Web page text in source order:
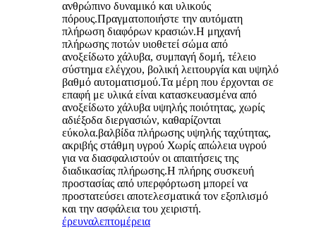
ανθρώπινο δυναμικό και υλικούς
πόρους.Πραγματοποιήστε την αυτόματη
πλήρωση διαφόρων κρασιών.Η μηχανή
πλήρωσης ποτών υιοθετεί σώμα από
ανοξείδωτο χάλυβα, συμπαγή δομή, τέλειο
σύστημα ελέγχου, βολική λειτουργία και υψηλό
βαθμό αυτοματισμού.Τα μέρη που έρχονται σε
επαφή με υλικά είναι κατασκευασμένα από
ανοξείδωτο χάλυβα υψηλής ποιότητας, χωρίς
αδιέξοδα διεργασιών, καθαρίζονται
εύκολα.βαλβίδα πλήρωσης υψηλής ταχύτητας,
ακριβής στάθμη υγρού Χωρίς απώλεια υγρού
για να διασφαλιστούν οι απαιτήσεις της
διαδικασίας πλήρωσης.Η πλήρης συσκευή
προστασίας από υπερφόρτωση μπορεί να
προστατεύσει αποτελεσματικά τον εξοπλισμό
και την ασφάλεια του χειριστή.
έρευναλεπτομέρεια